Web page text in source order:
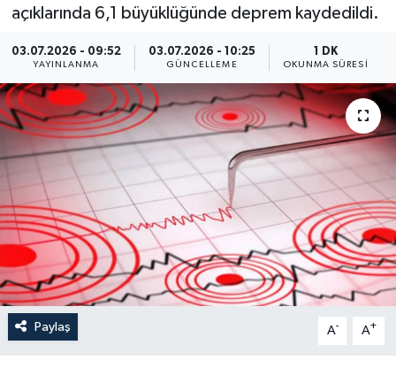
açıklarında 6,1 büyüklüğünde deprem kaydedildi.
03.07.2026 - 09:52
YAYINLANMA
03.07.2026 - 10:25
GÜNCELLEME
1 DK
OKUNMA SÜRESI
Paylaş A- A+
Spor
Anali̇z
Bi̇li̇m & Teknoloji̇
Dünya
Eği̇ti̇m